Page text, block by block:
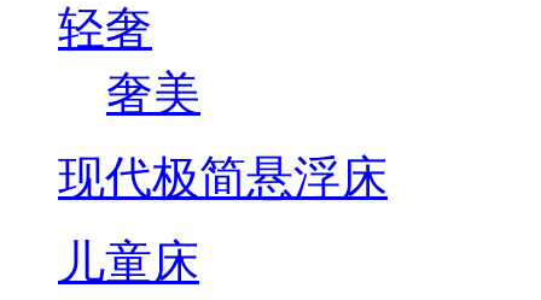
轻奢
奢美
现代极简悬浮床
儿童床